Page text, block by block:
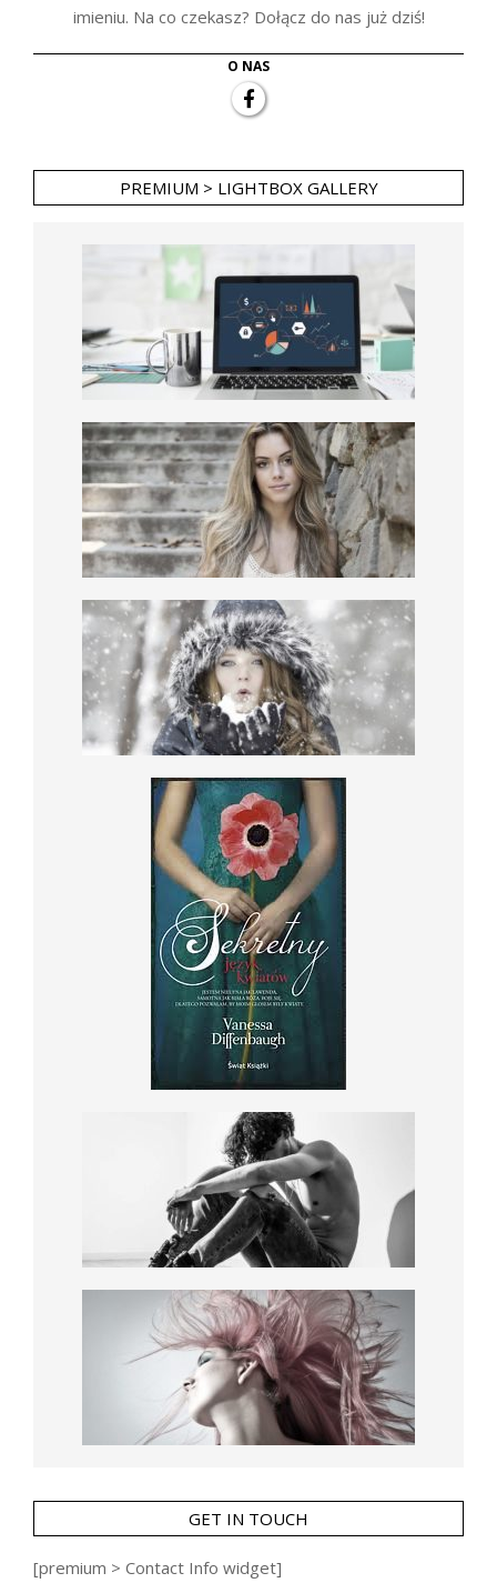
imieniu. Na co czekasz? Dołącz do nas już dziś!
O NAS
PREMIUM > LIGHTBOX GALLERY
GET IN TOUCH
[premium > Contact Info widget]